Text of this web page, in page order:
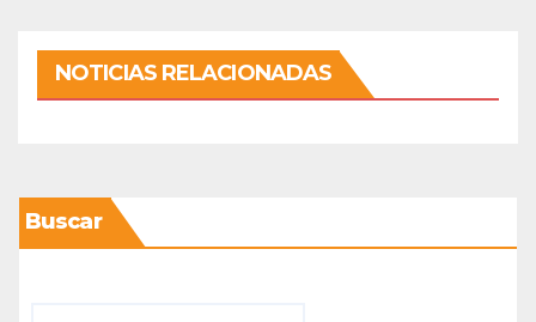
NOTICIAS RELACIONADAS
Buscar